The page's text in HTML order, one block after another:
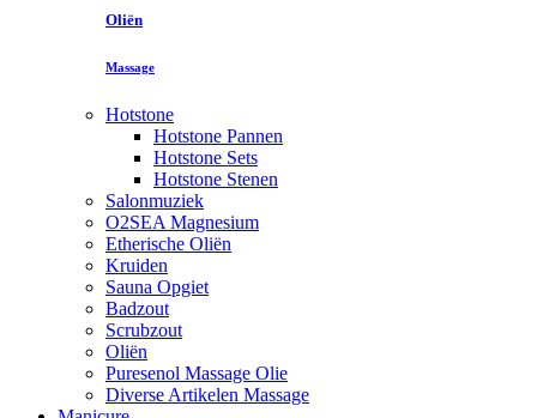
Oliën
Massage
Hotstone
Hotstone Pannen
Hotstone Sets
Hotstone Stenen
Salonmuziek
O2SEA Magnesium
Etherische Oliën
Kruiden
Sauna Opgiet
Badzout
Scrubzout
Oliën
Puresenol Massage Olie
Diverse Artikelen Massage